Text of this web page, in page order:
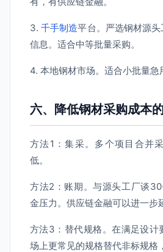
3.千手制造平台。严选钢材源
信息。适合中等批量采购。
4. 本地钢材市场。适合小批量急
六、降低钢材采购成本
方法1：集采。多个项目合并
低。
方法2：账期。与源头工厂谈
金压力。供应链金融可以进一步
方法3：替代规格。在满足设计
场上更常见的规格替代非标规格